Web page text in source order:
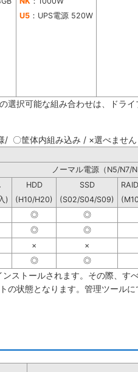
U5 ：UPS電源 520W
選択可能な組み合わせは、ドラ
/ 〇筐体内組み込み / ×選べません
ノーマル電源（N5/N7/
HDD SSD
)
(H10/H20) (S02/S04/S09)
◎
◎
◎
◎
×
×
◎ ◎
ストールされます。その際、す
の状態となります。管理ツール